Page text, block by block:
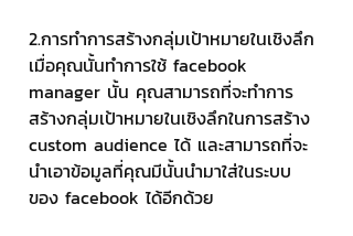
2.การทำการสร้างกลุ่มเป้าหมายในเชิงลึก
เมื่อคุณนั้นทำการใช้ facebook
manager นั้น คุณสามารถที่จะทำการ
สร้างกลุ่มเป้าหมายในเชิงลึกในการสร้าง
custom audience ได้ และสามารถที่จะ
นำเอาข้อมูลที่คุณมีนั้นนำมาใส่ในระบบ
ของ facebook ได้อีกด้วย